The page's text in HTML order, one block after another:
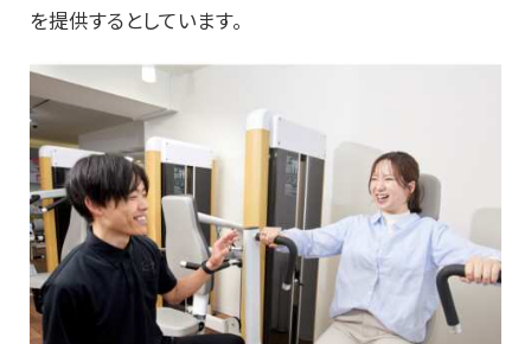
を提供するとしています。